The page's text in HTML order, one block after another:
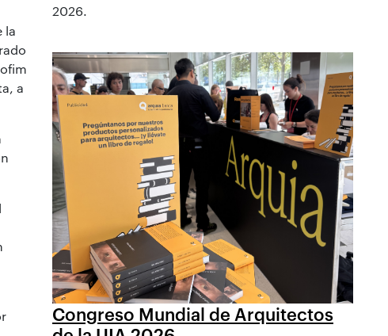
la
a
2026.
Congreso Mundial de Arquitectos